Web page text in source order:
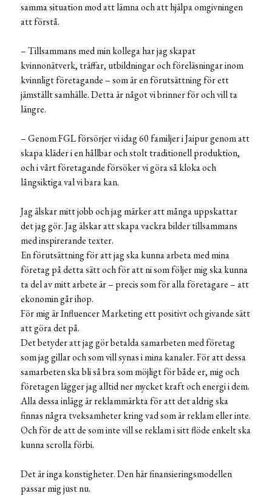
samma situation mod att lämna och att hjälpa omgivningen
att förstå.
– Tillsammans med min kollega har jag skapat
kvinnonätverk, träffar, utbildningar och föreläsningar inom
kvinnligt företagande – som är en förutsättning för ett
jämställt samhälle. Detta är något vi brinner för och vill ta
längre.
– Genom FGL försörjer vi idag 60 familjer i Jaipur genom att
skapa kläder i en hållbar och stolt traditionell produktion,
och i vårt företagande försöker vi göra så kloka och
långsiktiga val vi bara kan.
Jag älskar mitt jobb och jag märker att många uppskattar
det jag gör. Jag älskar att skapa vackra bilder tillsammans
med inspirerande texter.
En förutsättning för att jag ska kunna arbeta med mina
företag på detta sätt och för att ni som följer mig ska kunna
ta del av mitt arbete är – precis som för alla företagare – att
ekonomin går ihop.
För mig är Influencer Marketing ett positivt och givande sätt
att göra det på.
Det betyder att jag gör betalda samarbeten med företag
som jag gillar och som vill synas i mina kanaler. För att dessa
samarbeten ska bli så bra som möjligt för både er, mig och
företagen lägger jag alltid ner mycket kraft och energi i dem.
Alla dessa inlägg är reklammärkta för att det aldrig ska
finnas några tveksamheter kring vad som är reklam eller inte.
Och för de att de som inte vill se reklam i sitt flöde enkelt ska
kunna scrolla förbi.
Det är inga konstigheter. Den här finansieringsmodellen
passar mig just nu.